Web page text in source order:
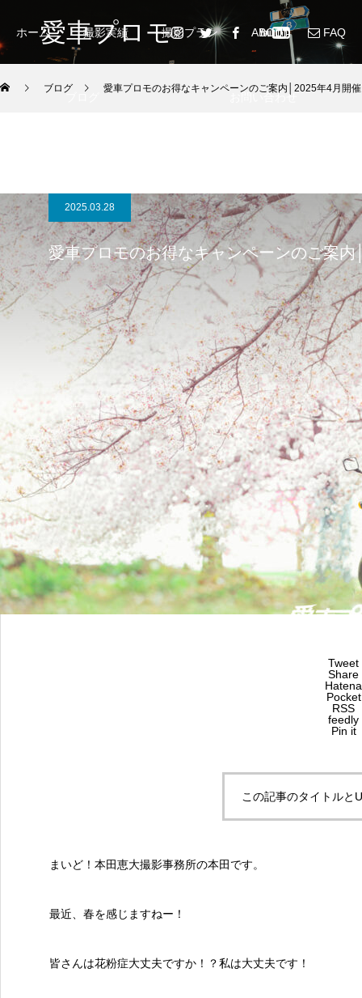
愛車プロモ
ホーム 撮影実績 撮影プラン ABOUT FAQ
ブログ お問い合わせ
ブログ 愛車プロモのお得なキャンペーンのご案内│2025年4月開催
2025.03.28
愛車プロモのお得なキャンペーンのご案
Tweet
Share
Hatena
Pocket
RSS
feedly
Pin it
この記事のタイトルと
まいど！本田恵大撮影事務所の本田です。
最近、春を感じますねー！
皆さんは花粉症大丈夫ですか！？私は大丈夫です！